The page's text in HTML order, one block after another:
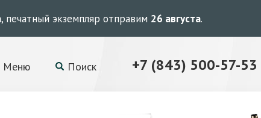
, печатный экземпляр отправим 26 августа.
Меню Поиск +7 (843) 500-57-53